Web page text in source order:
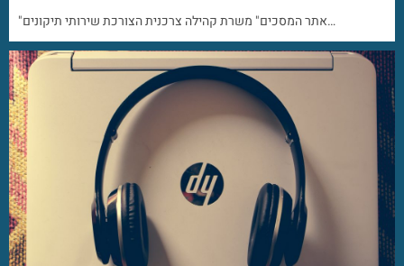
"אתר המסכים" משרת קהילה צרכנית הצורכת שירותי תיקונים…